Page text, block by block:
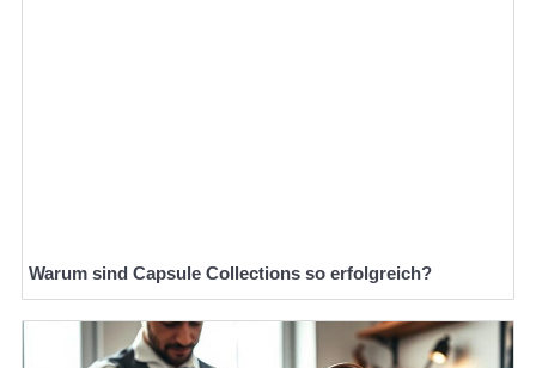
Warum sind Capsule Collections so erfolgreich?